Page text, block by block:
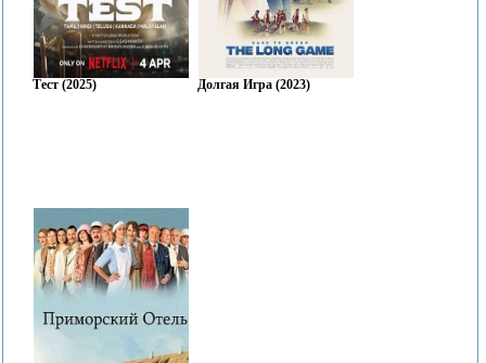
Тест (2025) Долгая Игра (2023)